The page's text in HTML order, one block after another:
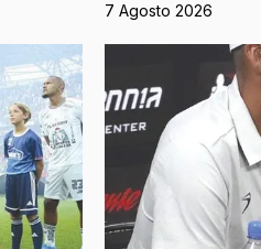
7 Agosto 2026